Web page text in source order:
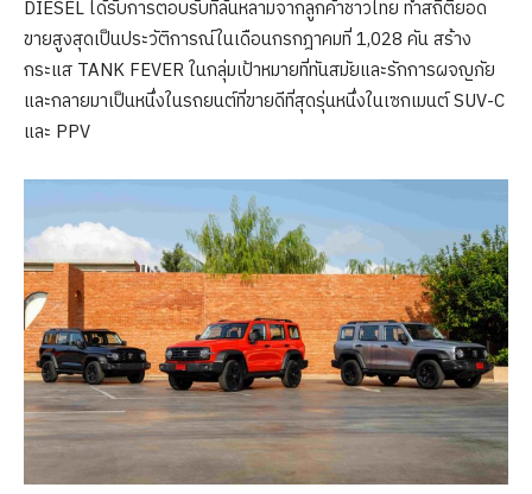
DIESEL ได้รับการตอบรับที่ล้นหลามจากลูกค้าชาวไทย ทำสถิติยอด
ขายสูงสุดเป็นประวัติการณ์ในเดือนกรกฎาคมที่ 1,028 คัน สร้าง
กระแส TANK FEVER ในกลุ่มเป้าหมายที่ทันสมัยและรักการผจญภัย
และกลายมาเป็นหนึ่งในรถยนต์ที่ขายดีที่สุดรุ่นหนึ่งในเซกเมนต์ SUV-C
และ PPV